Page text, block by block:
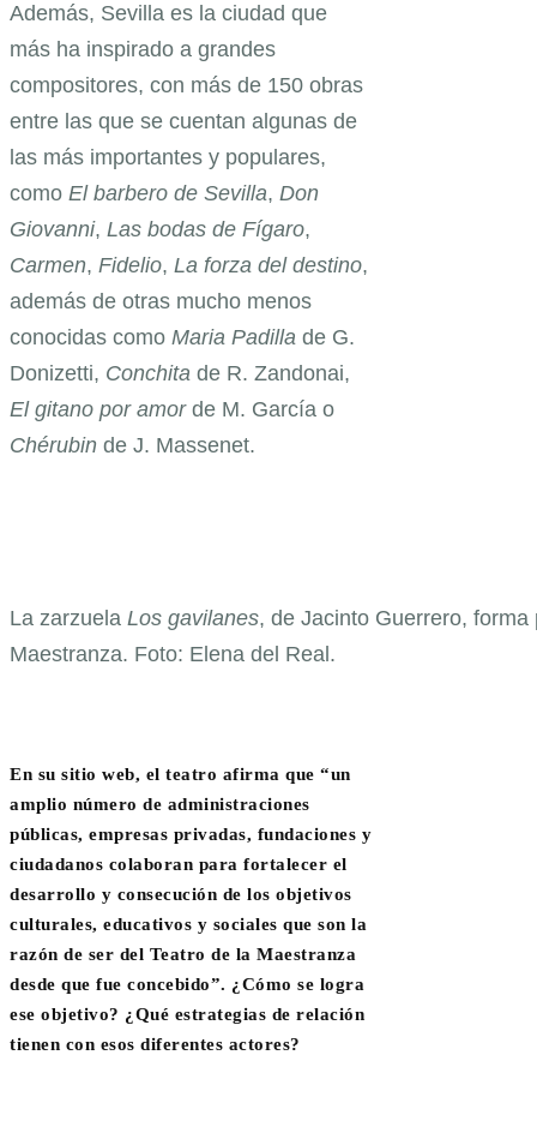
Además, Sevilla es la ciudad que
más ha inspirado a grandes
compositores, con más de 150 obras
entre las que se cuentan algunas de
las más importantes y populares,
como El barbero de Sevilla, Don
Giovanni, Las bodas de Fígaro,
Carmen, Fidelio, La forza del destino,
además de otras mucho menos
conocidas como Maria Padilla de G.
Donizetti, Conchita de R. Zandonai,
El gitano por amorde M. García o
Chérubin de J. Massenet.
La zarzuela Los gavilanes, de Jacinto Guerrero,
Maestranza. Foto: Elena del Real.
En su sitio web, el teatro afirma que “un
amplio número de administraciones
públicas, empresas privadas, fundaciones y
ciudadanos colaboran para fortalecer el
desarrollo y consecución de los objetivos
culturales, educativos y sociales que son la
razón de ser del Teatro de la Maestranza
desde que fue concebido”. ¿Cómo se logra
ese objetivo? ¿Qué estrategias de relación
tienen con esos diferentes actores?